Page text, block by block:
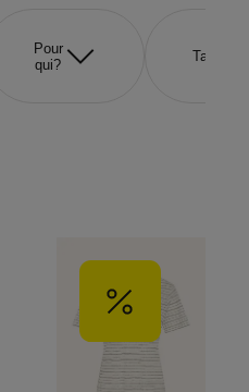
Pour
qui?
Taille